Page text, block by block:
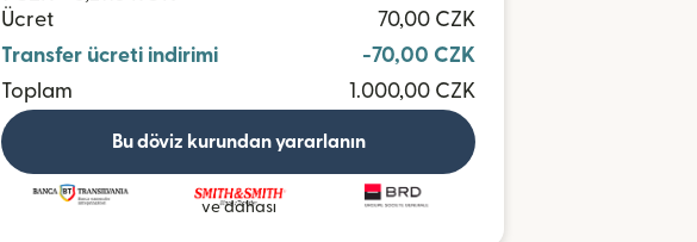
Ücret
70,00 CZK
Transfer ücreti indirimi
-70,00 CZK
Toplam
1.000,00 CZK
Bu döviz kurundan yararlanın
ve dahası